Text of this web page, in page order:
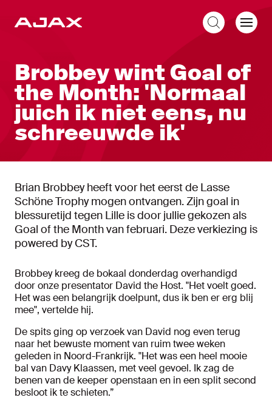
Brobbey wint Goal of
the Month: 'Normaal
juich ik niet eens, nu
schreeuwde ik'
Brian Brobbey heeft voor het eerst de Lasse
Schöne Trophy mogen ontvangen. Zijn goal in
blessuretijd tegen Lille is door jullie gekozen als
Goal of the Month van februari. Deze verkiezing is
powered by CST.
Brobbey kreeg de bokaal donderdag overhandigd
door onze presentator David the Host. "Het voelt goed.
Het was een belangrijk doelpunt, dus ik ben er erg blij
mee", vertelde hij.
De spits ging op verzoek van David nog even terug
naar het bewuste moment van ruim twee weken
geleden in Noord-Frankrijk. "Het was een heel mooie
bal van Davy Klaassen, met veel gevoel. Ik zag de
benen van de keeper openstaan en in een split second
besloot ik te schieten.”